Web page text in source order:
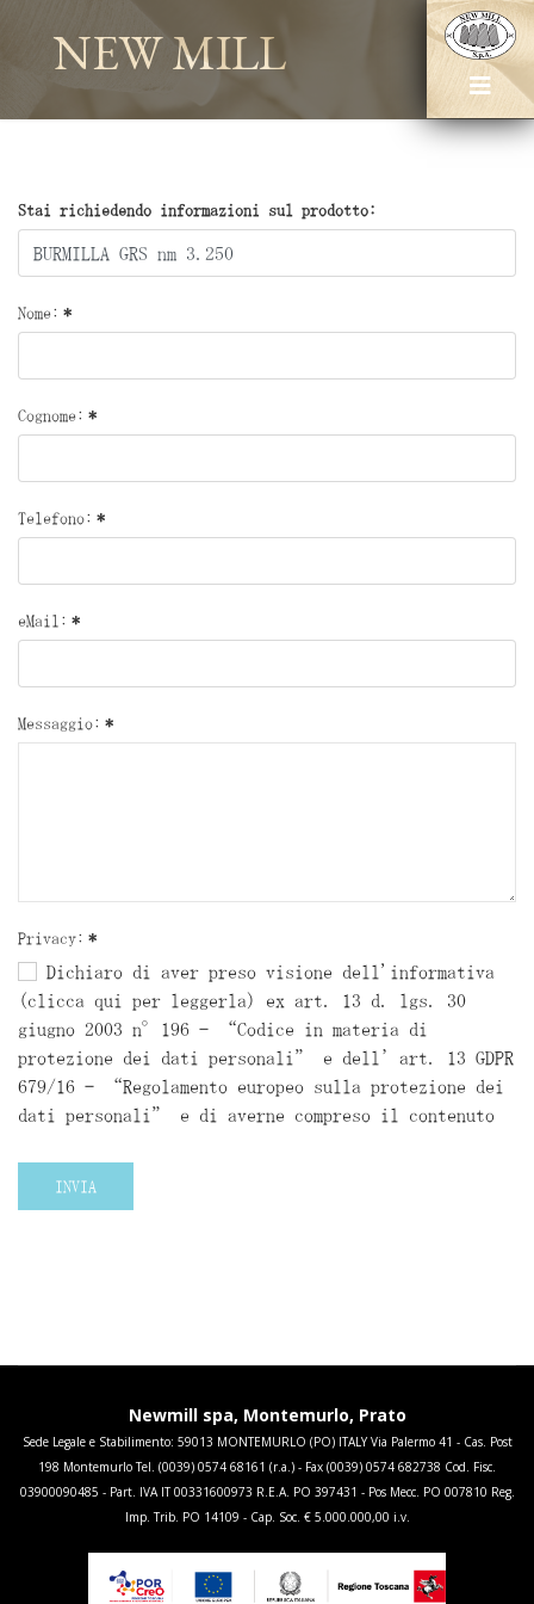
NEW MILL
Stai richiedendo informazioni sul prodotto:
Nome: *
Cognome: *
Telefono: *
eMail: *
Messaggio: *
Privacy: *
Dichiaro di aver preso visione dell'informativa
(clicca qui per leggerla) ex art. 13 d. lgs. 30
giugno 2003 n°196 – “Codice in materia di
protezione dei dati personali” e dell’art. 13 GDPR
679/16 – “Regolamento europeo sulla protezione dei
dati personali” e di averne compreso il contenuto
INVIA
Newmill spa, Montemurlo, Prato
Sede Legale e Stabilimento: 59013 MONTEMURLO (PO) ITALY Via Palermo 41 - Cas. Post
198 Montemurlo Tel. (0039) 0574 68161 (r.a.) - Fax (0039) 0574 682738 Cod. Fisc.
03900090485 - Part. IVA IT 00331600973 R.E.A. PO 397431 - Pos Mecc. PO 007810 Reg.
Imp. Trib. PO 14109 - Cap. Soc. € 5.000.000,00 i.v.